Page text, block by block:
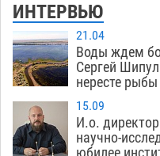
ИНТЕРВЬЮ
21.04
Воды ждем
Сергей
нересте рыбы
15.09
И.о.
научно-